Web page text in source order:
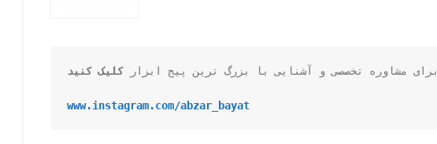
برای مشاوره تخصصی و آشنایی با بزرگ ترین پیج ابزار کلیک کنید
www.instagram.com/abzar_bayat